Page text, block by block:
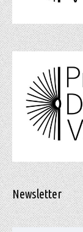
Newsletter